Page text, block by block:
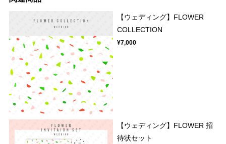
【ウェディング】FLOWER
COLLECTION
¥7,000
【ウェディング】FLOWER 招
待状セット